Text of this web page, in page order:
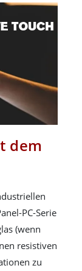
dem
PC-Serie
(wenn
resistiven
zu